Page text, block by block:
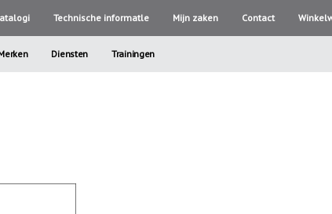
Technische informatle Mijn zaken Contact
Diensten Trainingen